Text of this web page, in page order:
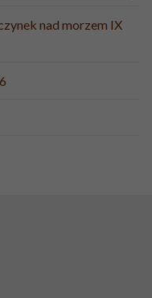
nad morzem IX